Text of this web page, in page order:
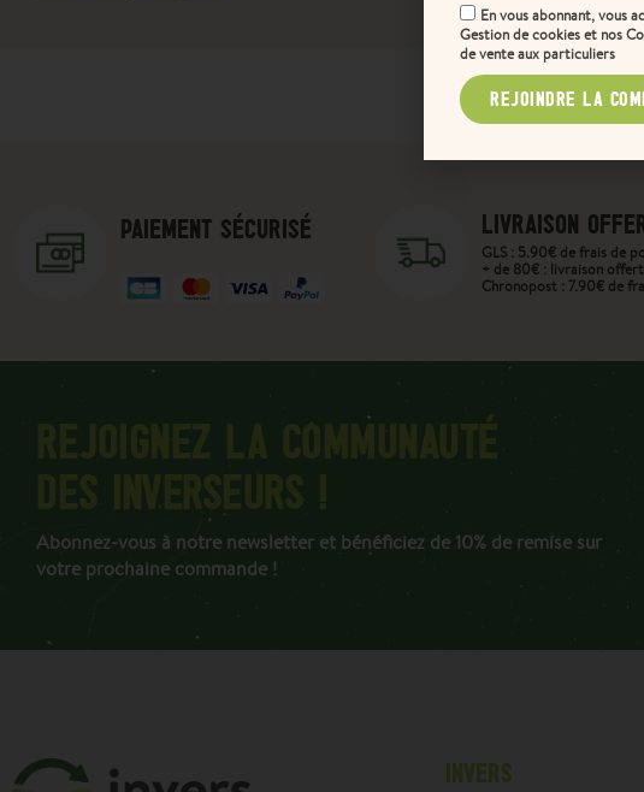
PAIEMENT SÉCURISÉ LIVRAISON
GLS : 5.90€ de frais de
+ de 80€ : livraison
Chronopost : 7.90€ de
REJOIGNEZ LA COMMUNAUTÉ
DES INVERSEURS !
Abonnez-vous à notre newsletter et bénéficiez de 10% de remise sur
votre prochaine commande !
INVERS
En vous abonnant, vous
Gestion de cookies et nos
de vente aux particuliers
REJOINDRE LA